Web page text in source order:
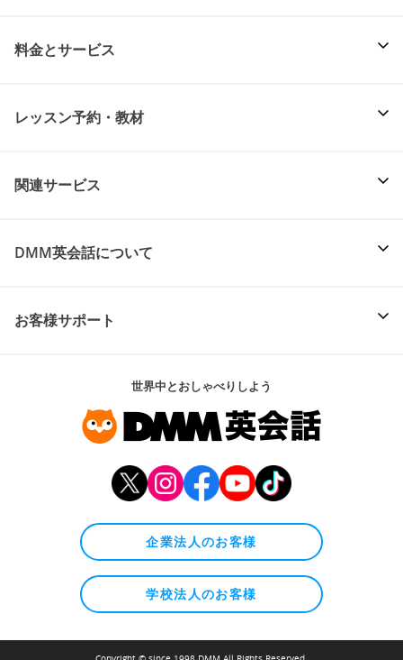
料金とサービス
レッスン予約・教材
関連サービス
DMM英会話について
お客様サポート
世界中とおしゃべりしよう
企業法人のお客様
学校法人のお客様